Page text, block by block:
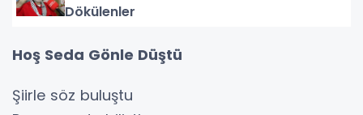
Dökülenler
Hoş Seda Gönle Düştü
Şiirle söz buluştu